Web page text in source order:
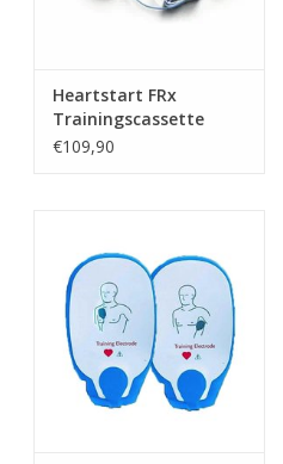
Heartstart FRx
Trainingscassette
€109,90